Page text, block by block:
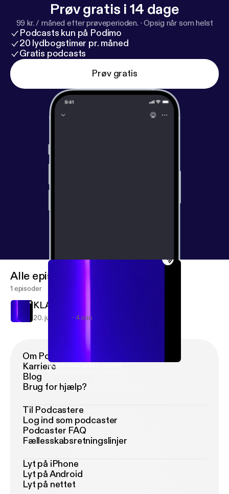
Prøv gratis i 14 dage
99 kr. / måned efter prøveperioden. ·Opsig når som helst
Podcasts kun på Podimo
20 lydbogstimer pr. måned
Gratis podcasts
Prøv gratis
KLAM news weekly update
Alle episoder
1 episoder
KLAM news weekly update
20. juli 2018 4 min
Om Podimo
Karriere
Blog
Brug for hjælp?
Til Podcastere
Log ind som podcaster
Podcaster FAQ
Fællesskabsretningslinjer
Lyt på iPhone
Lyt på Android
Lyt på nettet